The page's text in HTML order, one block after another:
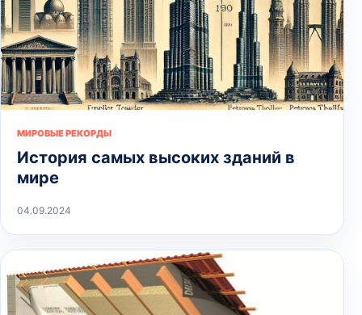
МИРОВЫЕ РЕКОРДЫ
История самых высоких зданий в
мире
04.09.2024